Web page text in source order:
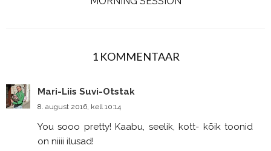
1 KOMMENTAAR
Mari-Liis Suvi-Otstak
8. august 2016, kell 10:14
You sooo pretty! Kaabu, seelik, kott- kõik toonid
on niiii ilusad!